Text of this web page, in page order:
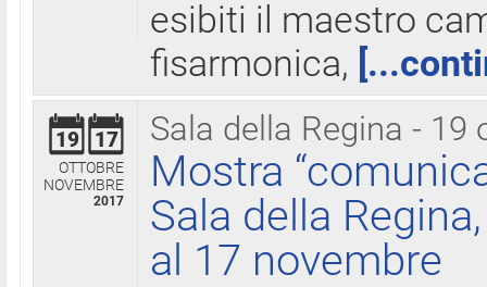
esibiti il maestro
fisarmonica,
Sala della Regina - 19
19 17
OTTOBRE
NOVEMBRE
2017
Mostra
Sala della
al 17 novembre